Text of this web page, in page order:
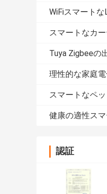
WiFiスマートな
スマートなカ
Tuya Zigbeeの
理性的な家庭
スマートなペ
健康の適性ス
認証